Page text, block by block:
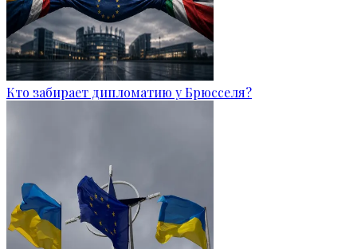
Кто забирает дипломатию у Брюсселя?